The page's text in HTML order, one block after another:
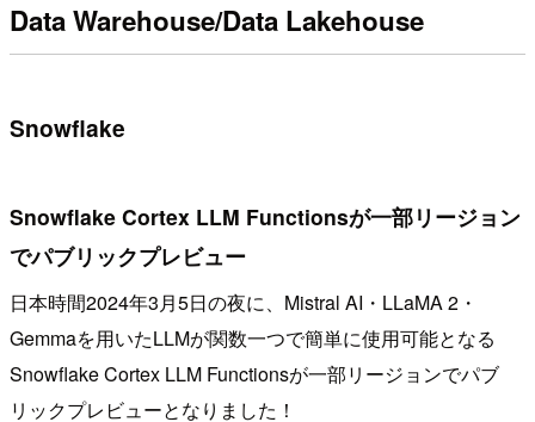
Data Warehouse/Data Lakehouse
Snowflake
Snowflake Cortex LLM Functionsが一部リージョン
でパブリックプレビュー
日本時間2024年3月5日の夜に、Mistral AI・LLaMA 2・
Gemmaを用いたLLMが関数一つで簡単に使用可能となる
Snowflake Cortex LLM Functionsが一部リージョンでパブ
リックプレビューとなりました！